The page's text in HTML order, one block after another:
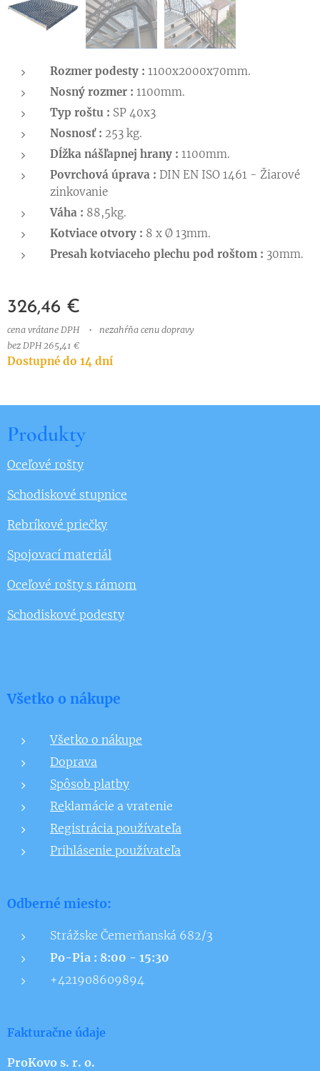
Rozmer podesty : 1100x2000x70mm.
Nosný rozmer : 1100mm.
Typ roštu : SP 40x3
Nosnosť : 253 kg.
Dĺžka nášľapnej hrany : 1100mm.
Povrchová úprava : DIN EN ISO 1461 - Žiarové
zinkovanie
Váha : 88,5kg.
Kotviace otvory : 8 x Ø 13mm.
Presah kotviaceho plechu pod roštom : 30mm.
326,46 €
cena vrátane DPH
nezahŕňa cenu dopravy
bez DPH 265,41 €
Dostupné do 14 dní
Produkty
Oceľové rošty
Schodiskové stupnice
Rebríkové priečky
Spojovací materiál
Oceľové rošty s rámom
Schodiskové podesty
Všetko o nákupe
Všetko o nákupe
Doprava
Spôsob platby
Reklamácie a vratenie
Registrácia používateľa
Prihlásenie používateľa
Odberné miesto:
Strážske Čemerňanská 682/3
Po-Pia : 8:00 - 15:30
+421908609894
Fakturačne údaje
ProKovo s. r. o.